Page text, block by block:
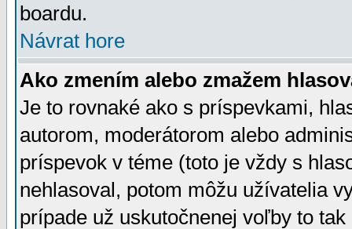
boardu.
Návrat hore
Ako zmením alebo zmažem
Je to rovnaké ako s príspevkami,
autorom, moderátorom alebo
príspevok v téme (toto je vždy s
nehlasoval, potom môžu užívatelia
prípade už uskutočnenej voľby to